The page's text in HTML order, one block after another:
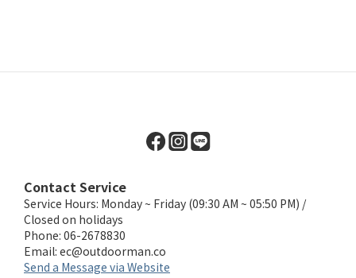
Contact Service
Service Hours: Monday ~ Friday (09:30 AM ~ 05:50 PM) /
Closed on holidays
Phone: 06-2678830
Email: ec@outdoorman.co
Send a Message via Website